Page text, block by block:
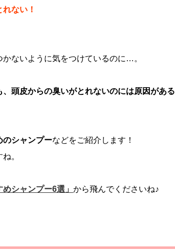
ない！
ないように気をつけているのに…。
頭皮からの臭いがとれないのには原因がある
のシャンプーなどをご紹介します！
。
めシャンプー6選」 から飛んでくださいね♪